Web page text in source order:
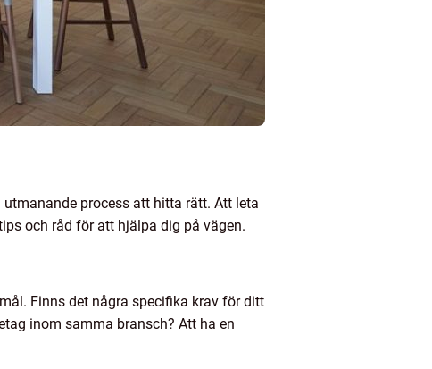
process att hitta rätt. Att leta
och råd för att hjälpa dig på vägen.
Finns det några specifika krav för ditt
inom samma bransch? Att ha en